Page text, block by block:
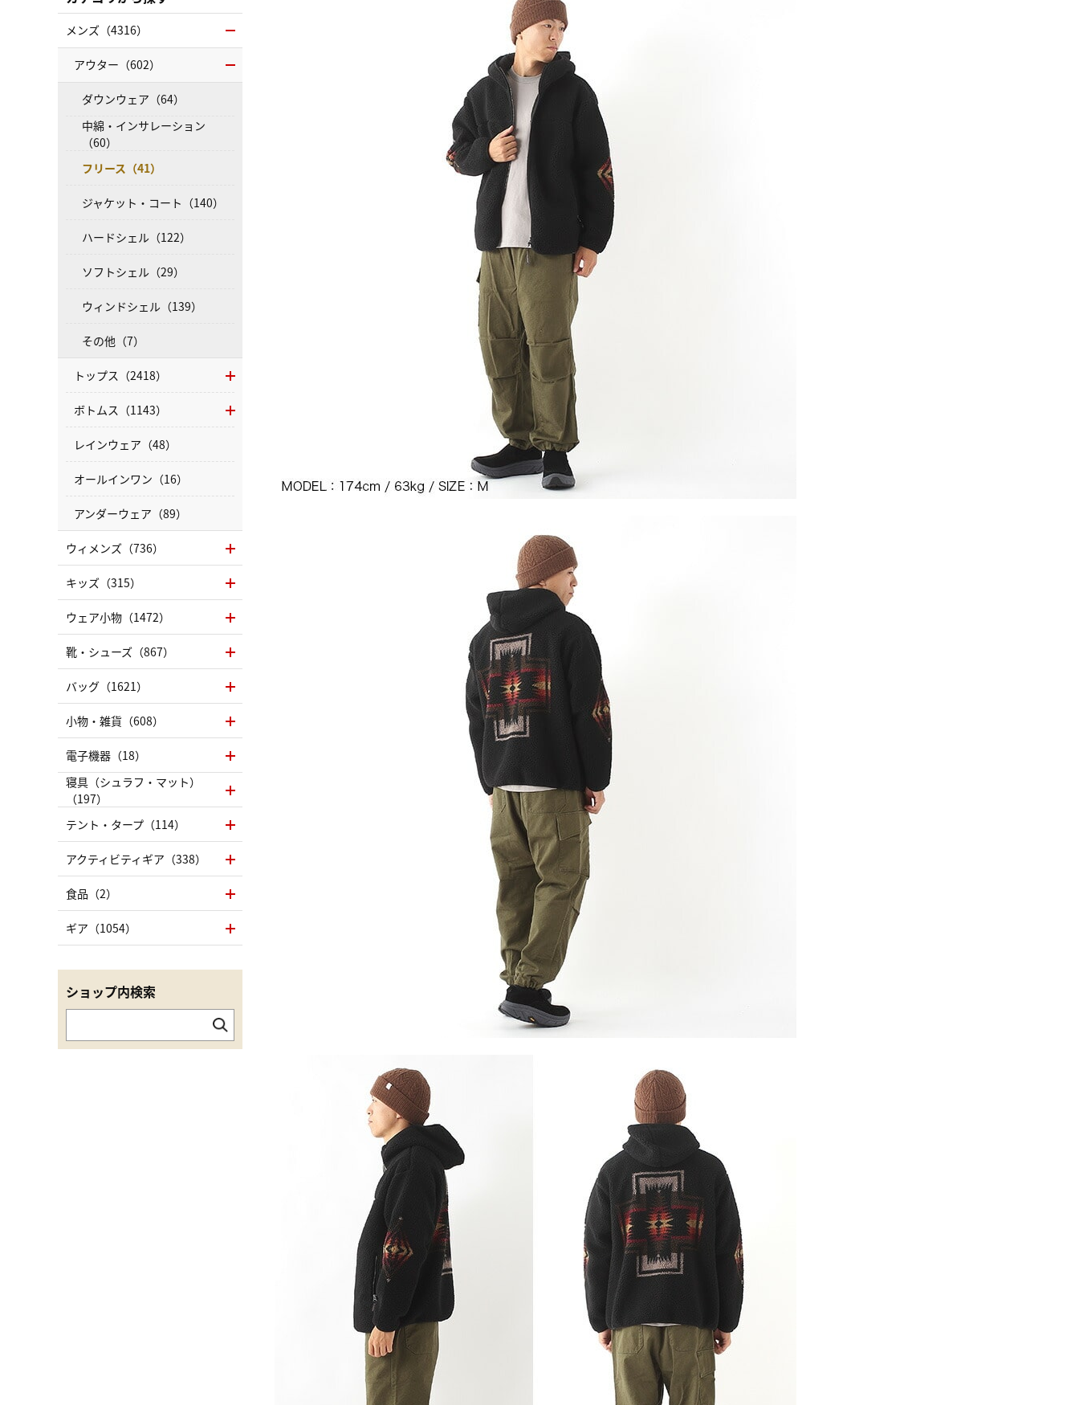
メンズ（4316）
アウター（602）
ダウンウェア（64）
中綿・インサレーション
（60）
フリース（41）
ジャケット・コート（140）
ハードシェル（122）
ソフトシェル（29）
ウィンドシェル（139）
その他（7）
トップス（2418）
ボトムス（1143）
レインウェア（48）
オールインワン（16）
アンダーウェア（89）
ウィメンズ（736）
キッズ（315）
ウェア小物（1472）
靴・シューズ（867）
バッグ（1621）
小物・雑貨（608）
電子機器（18）
寝具（シュラフ・マット）
（197）
テント・タープ（114）
アクティビティギア（338）
食品（2）
ギア（1054）
ショップ内検索